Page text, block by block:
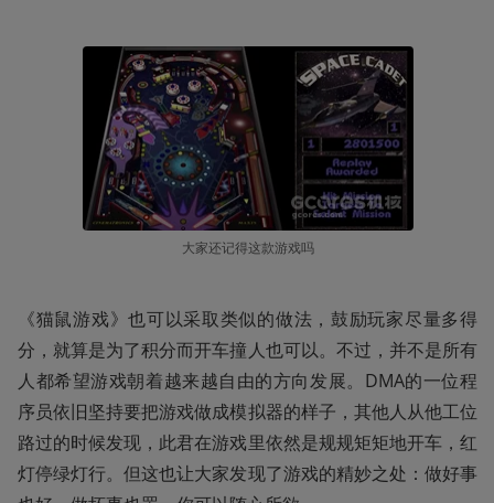
大家还记得这款游戏吗
《猫鼠游戏》也可以采取类似的做法，鼓励玩家尽量多得
分，就算是为了积分而开车撞人也可以。不过，并不是所有
人都希望游戏朝着越来越自由的方向发展。DMA的一位程
序员依旧坚持要把游戏做成模拟器的样子，其他人从他工位
路过的时候发现，此君在游戏里依然是规规矩矩地开车，红
灯停绿灯行。但这也让大家发现了游戏的精妙之处：做好事